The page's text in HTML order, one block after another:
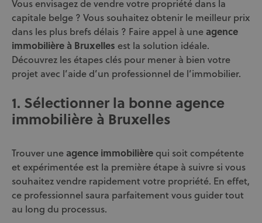
Vous envisagez de vendre votre propriété dans la
capitale belge ? Vous souhaitez obtenir le meilleur prix
dans les plus brefs délais ? Faire appel à une agence
immobilière à Bruxelles est la solution idéale.
Découvrez les étapes clés pour mener à bien votre
projet avec l’aide d’un professionnel de l’immobilier.
1. Sélectionner la bonne agence
immobilière à Bruxelles
Trouver une agence immobilièrequi soit compétente
et expérimentée est la première étape à suivre si vous
souhaitez vendre rapidement votre propriété. En effet,
ce professionnel saura parfaitement vous guider tout
au long du processus.